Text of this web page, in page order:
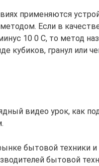
применяются
Если в
10 0 С, то метод
кубиков, гранул или
видео урок, как
бытовой техники
бытовой